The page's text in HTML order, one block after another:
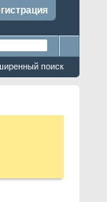
поиск